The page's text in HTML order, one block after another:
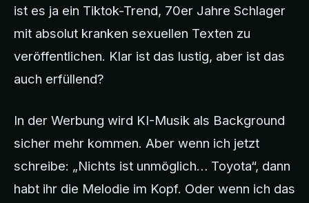
ist es ja ein Tiktok-Trend, 70er Jahre Schlager
mit absolut kranken sexuellen Texten zu
veröffentlichen. Klar ist das lustig, aber ist das
auch erfüllend?
In der Werbung wird KI-Musik als Background
sicher mehr kommen. Aber wenn ich jetzt
schreibe: „Nichts ist unmöglich… Toyota“, dann
habt ihr die Melodie im Kopf. Oder wenn ich das